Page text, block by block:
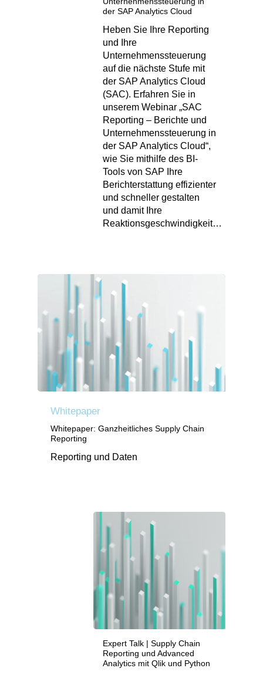
der SAP Analytics Cloud
Heben Sie Ihre Reporting
und Ihre
Unternehmenssteuerung
auf die nächste Stufe mit
der SAP Analytics Cloud
(SAC). Erfahren Sie in
unserem Webinar „SAC
Reporting – Berichte und
Unternehmenssteuerung in
der SAP Analytics Cloud“,
wie Sie mithilfe des BI-
Tools von SAP Ihre
Berichterstattung effizienter
und schneller gestalten
und damit Ihre
Reaktionsgeschwindigkeit…
Whitepaper
Whitepaper: Ganzheitliches Supply Chain
Reporting
Reporting und Daten
Expert Talk | Supply Chain
Reporting und Advanced
Analytics mit Qlik und Python